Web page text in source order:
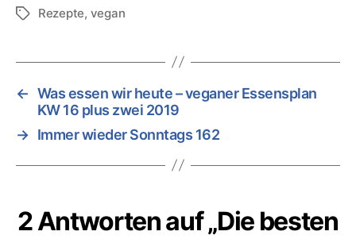
Schlagwörter
Rezepte, vegan
← Was essen wir heute – veganer Essensplan
KW 16 plus zwei 2019
→ Immer wieder Sonntags 162
2 Antworten auf „Die besten